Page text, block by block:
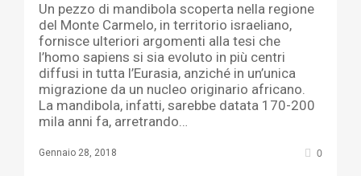
Un pezzo di mandibola scoperta nella regione
del Monte Carmelo, in territorio israeliano,
fornisce ulteriori argomenti alla tesi che
l’homo sapiens si sia evoluto in più centri
diffusi in tutta l’Eurasia, anziché in un’unica
migrazione da un nucleo originario africano.
La mandibola, infatti, sarebbe datata 170-200
mila anni fa, arretrando…
Gennaio 28, 2018 0